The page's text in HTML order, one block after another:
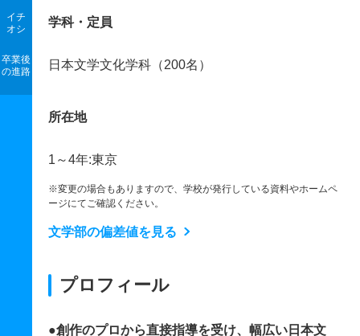
イチ
オシ
卒業後
の進路
学科・定員
日本文学文化学科（200名）
所在地
1～4年:東京
※変更の場合もありますので、学校が発行している資料やホームペ
ージにてご確認ください。
文学部の偏差値を見る
プロフィール
●創作のプロから直接指導を受け、幅広い日本文